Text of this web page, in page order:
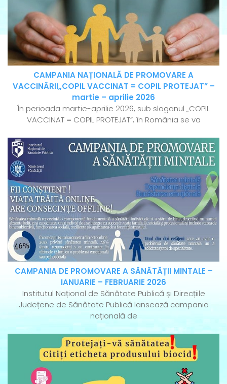
CAMPANIA NAȚIONALĂ DE PROMOVARE A
VACCINĂRII„COPIL VACCINAT = COPIL PROTEJAT” –
martie – aprilie 2026
În perioada martie-aprilie 2026, sub sloganul „COPIL
VACCINAT = COPIL PROTEJAT”, în România se va
CAMPANIA DE PROMOVARE A SĂNĂTĂȚII MINTALE –
IANUARIE – FEBRUARIE 2026
Institutul Național de Sănătate Publică și Direcțiile
Județene de Sănătate Publică lansează campania
națională de